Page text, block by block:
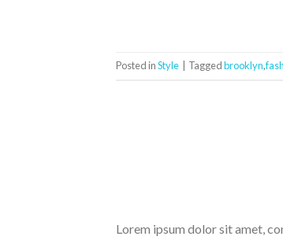
Posted inStyle Taggedbrooklyn,
Lorem ipsum dolor sit amet,